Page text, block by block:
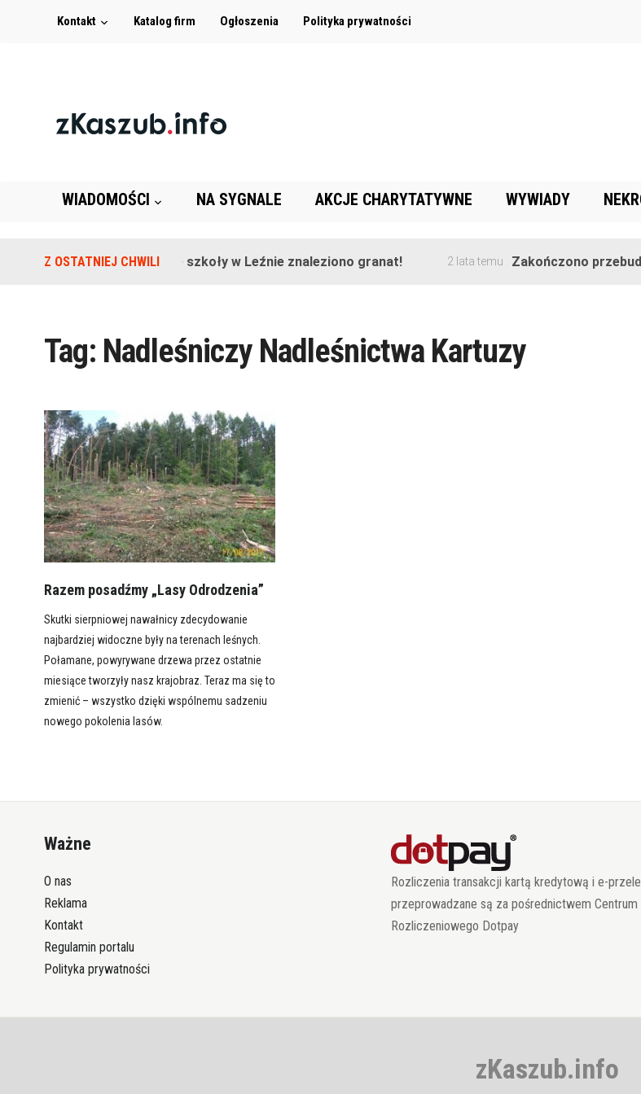
Kontakt Katalog firm Ogłoszenia Polityka prywatności
WIADOMOŚCI NA SYGNALE AKCJE CHARYTATYWNE WYWIADY
Z OSTATNIEJ CHWILINa terenie szkoły w Leźnie znaleziono granat! 2 lata temu Zakończono
Tag: Nadleśniczy Nadleśnictwa Kartuzy
Razem posadźmy „Lasy Odrodzenia”
Skutki sierpniowej nawałnicy zdecydowanie
najbardziej widoczne były na terenach leśnych.
Połamane, powyrywane drzewa przez ostatnie
miesiące tworzyły nasz krajobraz. Teraz ma się to
zmienić – wszystko dzięki wspólnemu sadzeniu
nowego pokolenia lasów.
Ważne
O nas
Reklama
Kontakt
Regulamin portalu
Polityka prywatności
Rozliczenia transakcji kartą kredytową i e-
przeprowadzane są za pośrednictwem Centrum
Rozliczeniowego Dotpay
zKaszub.info